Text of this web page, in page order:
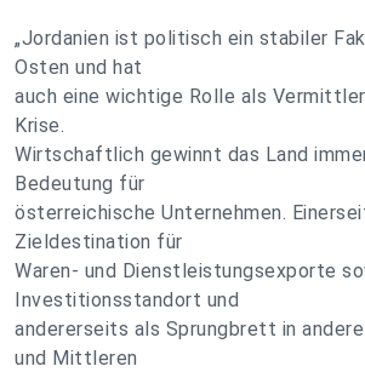
„Jordanien ist politisch ein stabiler
Osten und hat
auch eine wichtige Rolle als
Krise.
Wirtschaftlich gewinnt das Land
Bedeutung für
österreichische Unternehmen.
Zieldestination für
Waren- und Dienstleistungsexporte
Investitionsstandort und
andererseits als Sprungbrett in
und Mittleren